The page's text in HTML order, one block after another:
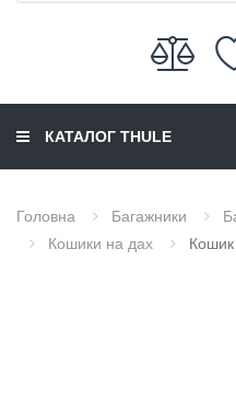
КАТАЛОГ THULE
Головна Багажники
Кошики на дах